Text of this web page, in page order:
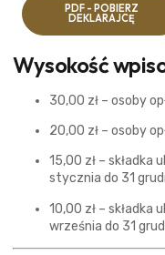
PDF - POBIERZ
DEKLARAJCĘ
Wysokość
30,00 zł – osoby
20,00 zł – osoby
15,00 zł – składka
stycznia do 31
10,00 zł – składka
września do 31